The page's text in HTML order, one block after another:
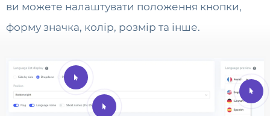
ви можете налаштувати положення кнопки,
форму значка, колір, розмір та інше.